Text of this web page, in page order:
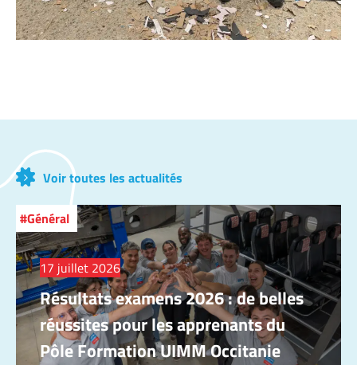
Voir toutes les actualités
Général
17 juillet 2026
Résultats examens 2026 : de belles
réussites pour les apprenants du
Pôle Formation UIMM Occitanie